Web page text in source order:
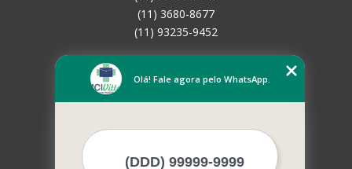
(11) 3680-8677
(11) 93235-9452
Empresa
Contato
Olá! Fale agora pelo WhatsApp.